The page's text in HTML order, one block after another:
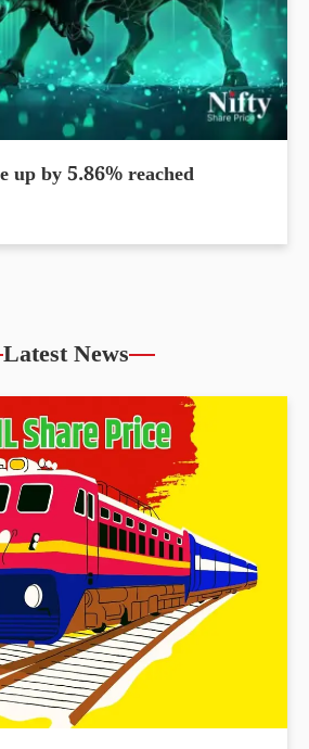
up by 5.86% reached
Latest News